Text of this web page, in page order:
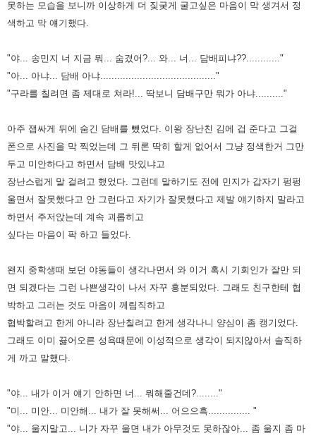
못하는 모습을 보니까 이상하게 더 짖궂게 굴고싶은 마음이 막 생겨서 정
색하고 막 얘기했다.
"야... 송민지 너 지금 뭐... 숨겼어?... 와... 너... 담배피냐??............"
"아... 아냐... 담배 아냐........................................."
"구라를 칠려면 좀 제대로 쳐라!... 딱보니 담배구만 뭐가 아냐.........."
아주 잽싸게 뒤에 숨긴 담배를 뺐었다. 이왕 장난친 김에 겁 준다고 그걸
폰으로 사진을 막 찍었는데 그 뒤론 딱히 할게 없어서 그냥 정색한거 그만
두고 미안하다고 하면서 담배 맛있냐고
장난스럽게 말 걸려고 했었다. 그런데 말하기도 전에 민지가 갑자기 펑펑
울면서 잘못했다고 안 그런다고 자기가 잘못했다고 제발 얘기하지 말라고
하면서 주저앉는데 계속 괴롭히고
싶다는 마음이 팍 하고 들었다.
왠지 중학생때 보던 야동들이 생각나면서 와 이거 혹시 기회인가 잘만 되
면 되겠다는 그런 나쁜생각이 나서 자꾸 흥분되었다.
그래도 친구한테 협
박하고 그러는 것도 마음이 께림직하고
협박할려고 한게 아니라 장난칠려고 한게 생각나니 양심이 좀 캥기었다.
그래도 이미 끓어오른 성욕때문에 이성적으로 생각이 되지않아서 솔직하
게 까고 말했다.
"야... 내가 이거 얘기 안하면 너... 뭐해줄건데?........"
"미... 미안... 미안해... 내가 잘 못해써... 어으으흑............... "
"야... 울지말고... 니가 자꾸 울면 내가 아무것도 못하잖아... 좀 울지 좀 마